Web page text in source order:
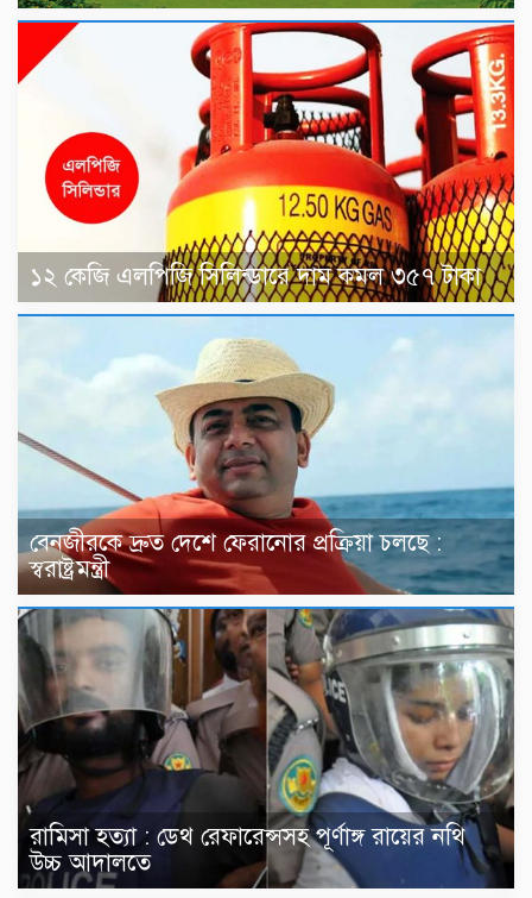
১২ কেজি এলপিজি সিলিন্ডারে দাম কমল ৩৫৭ টাকা
বেনজীরকে দ্রুত দেশে ফেরানোর প্রক্রিয়া চলছে :
স্বরাষ্ট্রমন্ত্রী
রামিসা হত্যা : ডেথ রেফারেন্সসহ পূর্ণাঙ্গ রায়ের নথি
উচ্চ আদালতে